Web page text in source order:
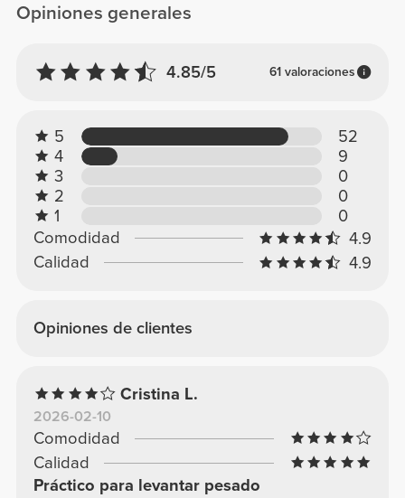
Opiniones generales
4.85/5 61 valoraciones
5
52
4
9
3
0
2
0
1
0
Comodidad
4.9
Calidad
4.9
Opiniones de clientes
Cristina L.
2026-02-10
Comodidad
Calidad
Práctico para levantar pesado